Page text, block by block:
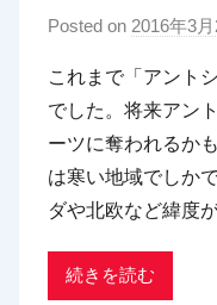
Posted on 2016年3
これまで「アント
でした。将来アン
ーツに奪われるか
は寒い地域でしか
ダや北欧など緯度
続きを読む